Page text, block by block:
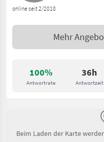
100%
Antwortrate
36h
Antwortzeit
online seit 2/2018
Mehr
Beim Laden der Karte